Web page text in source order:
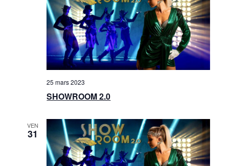
25 mars 2023
SHOWROOM 2.0
VEN
31